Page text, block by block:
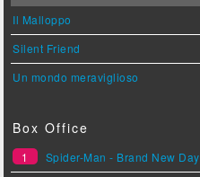
Il Malloppo
Silent Friend
Un mondo meraviglioso
Box Office
1
Spider-Man - Brand New Day